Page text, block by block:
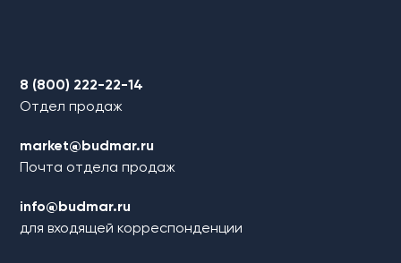
8 (800) 222-22-14
Отдел продаж
market@budmar.ru
Почта отдела продаж
info@budmar.ru
для входящей корреспонденции